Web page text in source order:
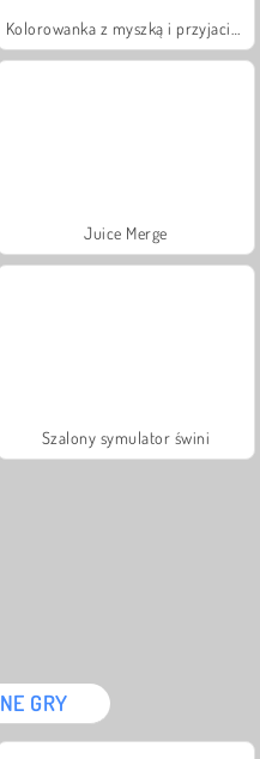
Juice Merge
Szalony symulator świni
GRY